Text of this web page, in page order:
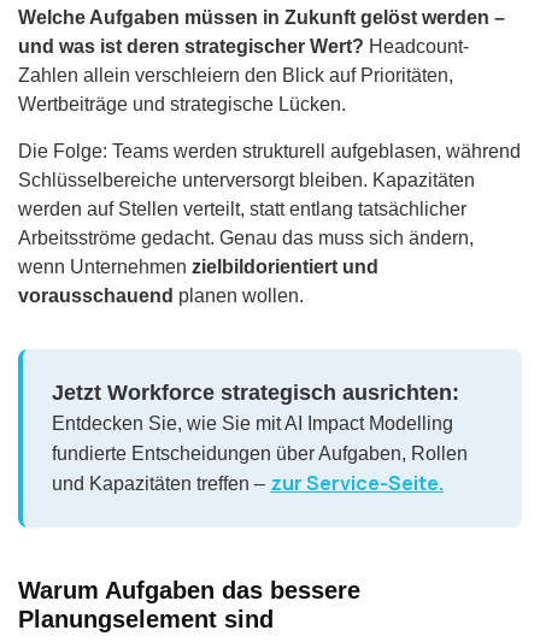
Welche Aufgaben müssen in Zukunft gelöst werden –
und was ist deren strategischer Wert? Headcount-
Zahlen allein verschleiern den Blick auf Prioritäten,
Wertbeiträge und strategische Lücken.
Die Folge: Teams werden strukturell aufgeblasen, während
Schlüsselbereiche unterversorgt bleiben. Kapazitäten
werden auf Stellen verteilt, statt entlang tatsächlicher
Arbeitsströme gedacht. Genau das muss sich ändern,
wenn Unternehmen zielbildorientiert und
vorausschauend planen wollen.
Jetzt Workforce strategisch ausrichten:
Entdecken Sie, wie Sie mit AI Impact Modelling
fundierte Entscheidungen über Aufgaben, Rollen
und Kapazitäten treffen – zur Service-Seite.
Warum Aufgaben das bessere
Planungselement sind